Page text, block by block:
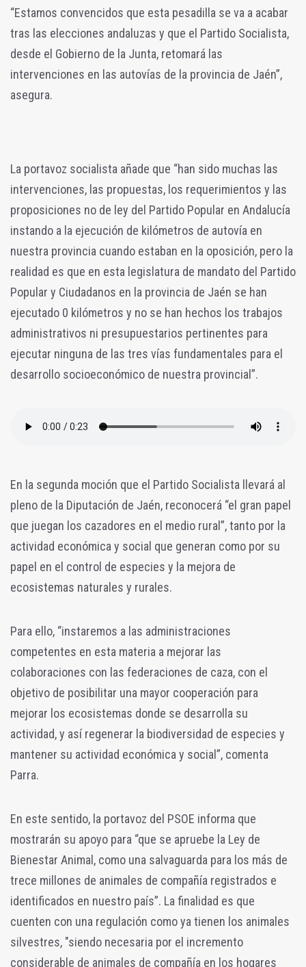
“Estamos convencidos que esta pesadilla se va a acabar
tras las elecciones andaluzas y que el Partido Socialista,
desde el Gobierno de la Junta, retomará las
intervenciones en las autovías de la provincia de Jaén”,
asegura.
La portavoz socialista añade que “han sido muchas las
intervenciones, las propuestas, los requerimientos y las
proposiciones no de ley del Partido Popular en Andalucía
instando a la ejecución de kilómetros de autovía en
nuestra provincia cuando estaban en la oposición, pero la
realidad es que en esta legislatura de mandato del Partido
Popular y Ciudadanos en la provincia de Jaén se han
ejecutado 0 kilómetros y no se han hechos los trabajos
administrativos ni presupuestarios pertinentes para
ejecutar ninguna de las tres vías fundamentales para el
desarrollo socioeconómico de nuestra provincial”.
En la segunda moción que el Partido Socialista llevará al
pleno de la Diputación de Jaén, reconocerá “el gran papel
que juegan los cazadores en el medio rural”, tanto por la
actividad económica y social que generan como por su
papel en el control de especies y la mejora de
ecosistemas naturales y rurales.
Para ello, “instaremos a las administraciones
competentes en esta materia a mejorar las
colaboraciones con las federaciones de caza, con el
objetivo de posibilitar una mayor cooperación para
mejorar los ecosistemas donde se desarrolla su
actividad, y así regenerar la biodiversidad de especies y
mantener su actividad económica y social”, comenta
Parra.
En este sentido, la portavoz del PSOE informa que
mostrarán su apoyo para “que se apruebe la Ley de
Bienestar Animal, como una salvaguarda para los más de
trece millones de animales de compañía registrados e
identificados en nuestro país”. La finalidad es que
cuenten con una regulación como ya tienen los animales
silvestres, "siendo necesaria por el incremento
considerable de animales de compañía en los hogares